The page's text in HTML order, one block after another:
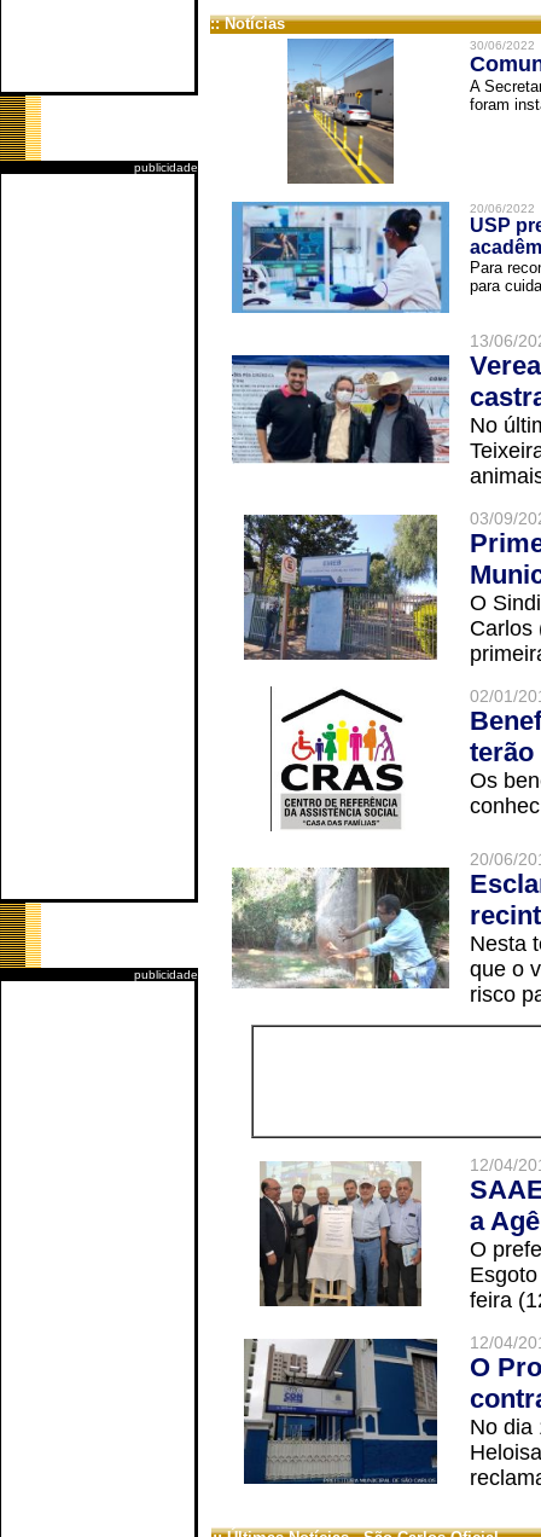
publicidade
publicidade
:: Notícias
30/06/2022
A
foram
20/06/2022
USP
Para
para
13/06/
No
03/09/
O
Carlos
02/01/
terão
Os
20/06/
Nesta
que o
risco
12/04/
a
O
feira
12/04/
O
No dia